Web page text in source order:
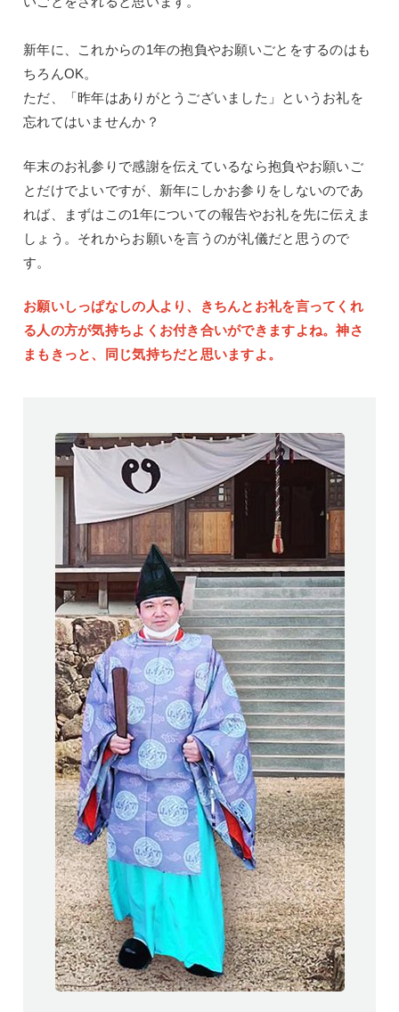
新年に、これからの1年の抱負やお願いごとをするのはも
ちろんOK。
ただ、「昨年はありがとうございました」というお礼を
忘れてはいませんか？
年末のお礼参りで感謝を伝えているなら抱負やお願いご
とだけでよいですが、新年にしかお参りをしないのであ
れば、まずはこの1年についての報告やお礼を先に伝えま
しょう。それからお願いを言うのが礼儀だと思うので
す。
お願いしっぱなしの人より、きちんとお礼を言ってくれ
る人の方が気持ちよくお付き合いができますよね。神さ
まもきっと、同じ気持ちだと思いますよ。